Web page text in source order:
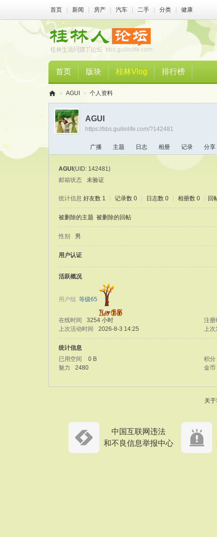
首页 新闻 房产 汽车 二手 分类 健康
首页 版块 桂林Vlog 排行榜
桂
林
人
› AGUI › 个人资料
AGUI
https://bbs.guilinlife.com/?142481
广播 主题 日志 相册 记录 分享
AGUI (UID: 142481)
邮箱状态
未验证
统计信息 好友数 1 记录数 0 日志数 0 相册数 0 回
被删除的主题 被删除的回帖
性别 男
用户认证
活跃概况
用户组 等级65
在线时间 3254 小时
注册
上次活动时间
2026-8-3 14:25 上次
统计信息
已用空间
0 B
积分
魅力
2480 金币
关
中国互联网违法
和不良信息举报中心